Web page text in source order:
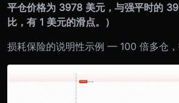
平仓价格为 3978 美元，与强平时的
比，有 1 美元的滑点。）
损耗保险的说明性示例 — 100 倍多仓